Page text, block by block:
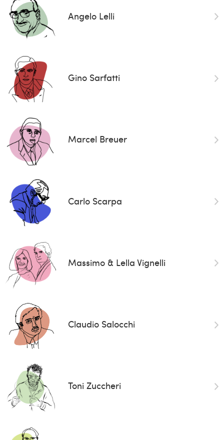
Angelo Lelli
Gino Sarfatti
Marcel Breuer
Carlo Scarpa
Massimo & Lella Vignelli
Claudio Salocchi
Toni Zuccheri